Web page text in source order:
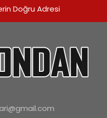
Doğru Adresi